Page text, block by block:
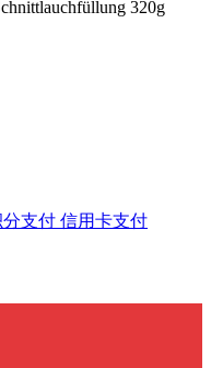
320g
分支付 信用卡支付